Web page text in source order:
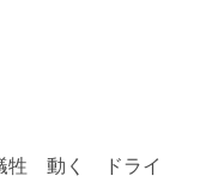
牲 動く ドライ